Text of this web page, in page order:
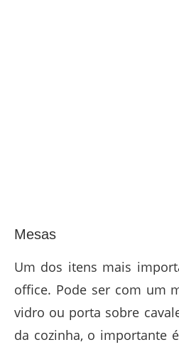
Mesas
Um dos itens mais
office. Pode ser com um
vidro ou porta sobre
da cozinha, o importante